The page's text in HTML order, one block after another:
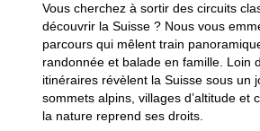
Vous cherchez à sortir des circuits
découvrir la Suisse ? Nous vous
parcours qui mêlent train
randonnée et balade en famille. Loin
itinéraires révèlent la Suisse sous un
sommets alpins, villages d’altitude et
la nature reprend ses droits.